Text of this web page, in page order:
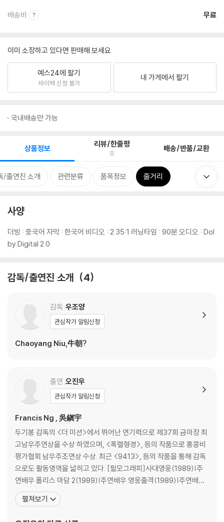
배송비 무료
이미 소장하고 있다면 판매해 보세요.
예스24에 팔기
바이백 신청 불가
내 가게에서 팔기
국내배송만 가능
상품정보 리뷰/한줄평
0 배송/반품/교환
/출연진 소개 관련분류 품목정보 줄거리
사양
더빙 : 중국어 자막 : 한국어 비디오 : 2.35:1 러닝타임 : 90분 오디오 : Dol
by Digital 2.0
감독/출연진 소개 4
감독 우조양
관심작가 알림신청
Chaoyang Niu,牛朝?
출연 오진우
관심작가 알림신청
Francis Ng , 吳鎭宇
두기봉 감독의 <더 미션>에서 뛰어난 연기력으로 제37회 금마장 최
고남우주연상을 수상 하였으며, <폭렬형경>, 등의 작품으로 홍콩비
평가협회 남우주조연상 수상. 최근 <9413>, 등의 작품을 통해 감독
으로도 활동영역을 넓히고 있다. [필모그래피]사대영웅(1989)|주
연배우 폴리스 마담 2(1989)|주연배우 영웅출격(1989)|주연배우
살출군영(1990)|주연배우 독호(1991)|주연배우 향집정기안(199
2)|주연배우 절대쌍교 (1992)(1992)|주연배우 백발 마녀전 (199
펼쳐보기